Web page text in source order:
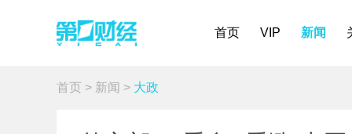
首页 VIP 新闻
首页 > 新闻 > 大政